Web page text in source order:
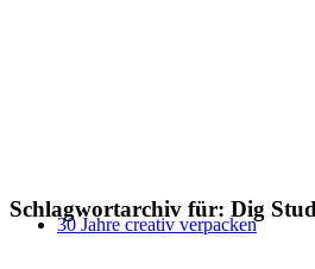
30 Jahre creativ verpacken
Schlagwortarchiv für: Dig